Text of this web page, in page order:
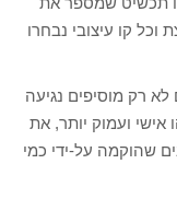
קו עיצובי נבחרו
רק מוסיפים נגיעה
ועמוק יותר, את
שהוקמה על-ידי כמי